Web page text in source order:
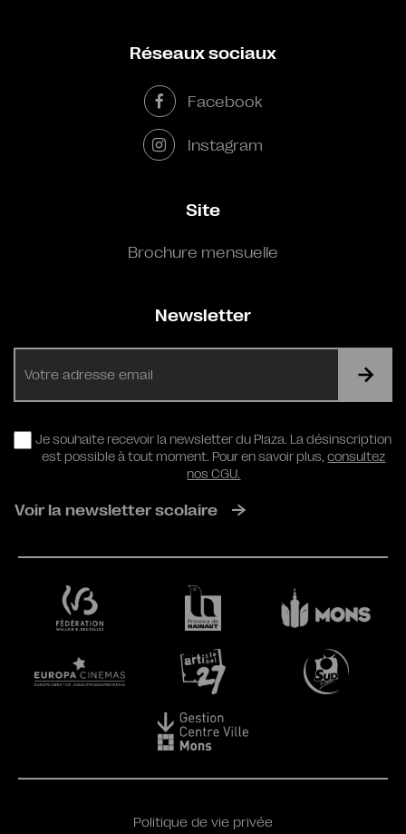
Réseaux sociaux
Facebook
Instagram
Site
Brochure mensuelle
Newsletter
RGPD
Je souhaite recevoir la newsletter du Plaza. La désinscription
est possible à tout moment. Pour en savoir plus,consultez
nos CGU.
Voir la newsletter scolaire
Politique de vie privée